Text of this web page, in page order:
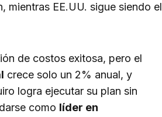
mientras EE.UU. sigue siendo el
de costos exitosa, pero el
crece solo un 2% anual, y
logra ejecutar su plan sin
como líder en